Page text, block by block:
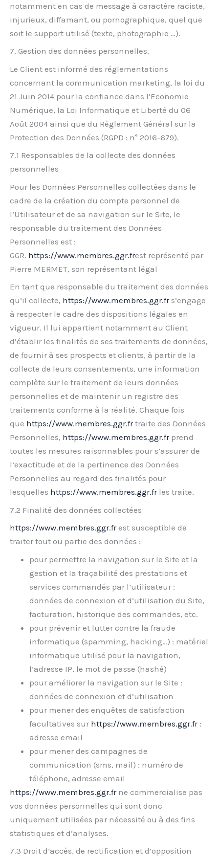
notamment en cas de message à caractère raciste,
injurieux, diffamant, ou pornographique, quel que
soit le support utilisé (texte, photographie …).
7. Gestion des données personnelles.
Le Client est informé des réglementations
concernant la communication marketing, la loi du
21 Juin 2014 pour la confiance dans l’Economie
Numérique, la Loi Informatique et Liberté du 06
Août 2004 ainsi que du Règlement Général sur la
Protection des Données (RGPD : n° 2016-679).
7.1 Responsables de la collecte des données
personnelles
Pour les Données Personnelles collectées dans le
cadre de la création du compte personnel de
l’Utilisateur et de sa navigation sur le Site, le
responsable du traitement des Données
Personnelles est :
GGR. https://www.membres.ggr.frest représenté par
Pierre MERMET, son représentant légal
En tant que responsable du traitement des données
qu’il collecte, https://www.membres.ggr.frs’engage
à respecter le cadre des dispositions légales en
vigueur. Il lui appartient notamment au Client
d’établir les finalités de ses traitements de données,
de fournir à ses prospects et clients, à partir de la
collecte de leurs consentements, une information
complète sur le traitement de leurs données
personnelles et de maintenir un registre des
traitements conforme à la réalité. Chaque fois
que https://www.membres.ggr.frtraite des Données
Personnelles, https://www.membres.ggr.frprend
toutes les mesures raisonnables pour s’assurer de
l’exactitude et de la pertinence des Données
Personnelles au regard des finalités pour
lesquelles https://www.membres.ggr.frles traite.
7.2 Finalité des données collectées
https://www.membres.ggr.frest susceptible de
traiter tout ou partie des données :
pour permettre la navigation sur le Site et la
gestion et la traçabilité des prestations et
services commandés par l’utilisateur :
données de connexion et d’utilisation du Site,
facturation, historique des commandes, etc.
pour prévenir et lutter contre la fraude
informatique (spamming, hacking…) : matériel
informatique utilisé pour la navigation,
l’adresse IP, le mot de passe (hashé)
pour améliorer la navigation sur le Site :
données de connexion et d’utilisation
pour mener des enquêtes de satisfaction
facultatives sur https://www.membres.ggr.fr:
adresse email
pour mener des campagnes de
communication (sms, mail) : numéro de
téléphone, adresse email
https://www.membres.ggr.frne commercialise pas
vos données personnelles qui sont donc
uniquement utilisées par nécessité ou à des fins
statistiques et d’analyses.
7.3 Droit d’accès, de rectification et d’opposition